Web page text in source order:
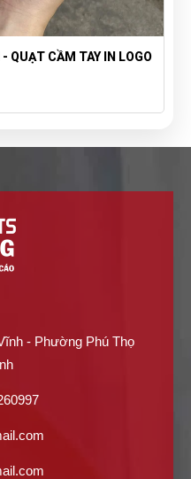
QUẠT CẦM TAY IN LOGO
- Phường Phú Thọ